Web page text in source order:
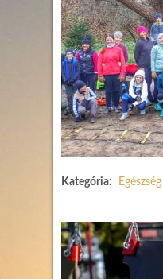
Kategória: Egészség